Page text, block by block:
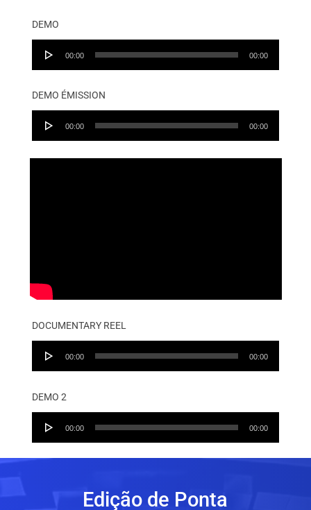
DEMO
Audio
00:00 00:00
DEMO ÉMISSION
Audio
00:00 00:00
DOCUMENTARY REEL
Audio
00:00 00:00
DEMO 2
Audio
00:00 00:00
Edição de Ponta